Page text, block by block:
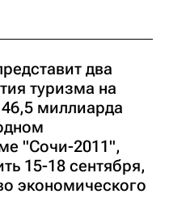
два
туризма на
миллиарда
"Сочи-2011",
15-18 сентября,
экономического